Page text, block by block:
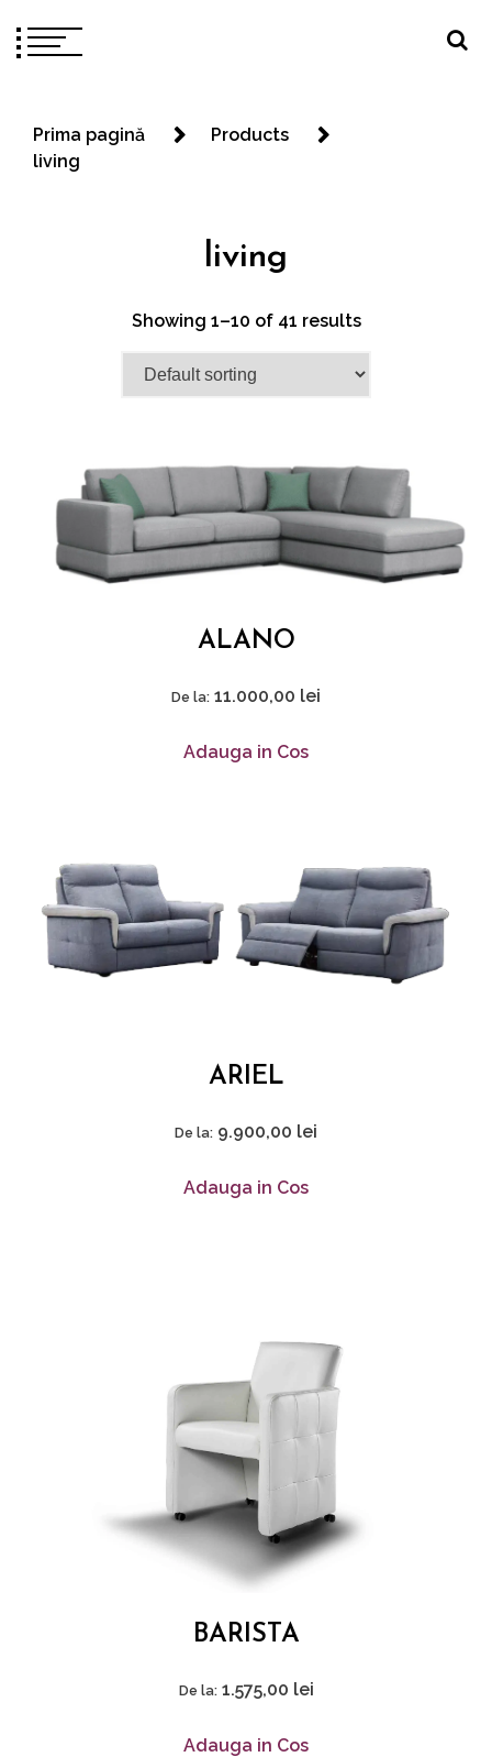
Prima pagină
Products
living
living
Showing 1–10 of 41 results
ALANO
De la: 11.000,00 lei
Adauga in Cos
ARIEL
De la: 9.900,00 lei
Adauga in Cos
BARISTA
De la: 1.575,00 lei
Adauga in Cos